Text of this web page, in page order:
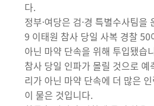
다.
정부·여당은 검·경 특별수사팀
9 이태원 참사 당일 사복 경찰
아닌 마약 단속을 위해 투입됐습
참사 당일 인파가 몰릴 것으로
리가 아닌 마약 단속에 더 많은
이 물은 것입니다.